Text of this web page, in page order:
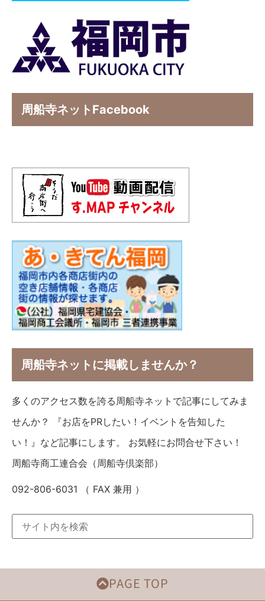
周船寺ネットFacebook
周船寺ネットに掲載しませんか？
多くのアクセス数を誇る周船寺ネットで記事にしてみま
せんか？ 『お店をPRしたい！イベントを告知した
い！』など記事にします。 お気軽にお問合せ下さい！
周船寺商工連合会（周船寺倶楽部）
092-806-6031 （ FAX 兼用 ）
PAGE TOP